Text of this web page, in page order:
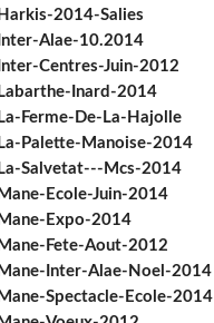
2014-Salies
Alae-10.2014
Centres-Juin-2012
Inard-2014
Ferme-De-La-Hajolle
Palette-Manoise-2014
Salvetat---Mcs-2014
Ecole-Juin-2014
Expo-2014
Fete-Aout-2012
Inter-Alae-Noel-2014
Spectacle-Ecole-2014